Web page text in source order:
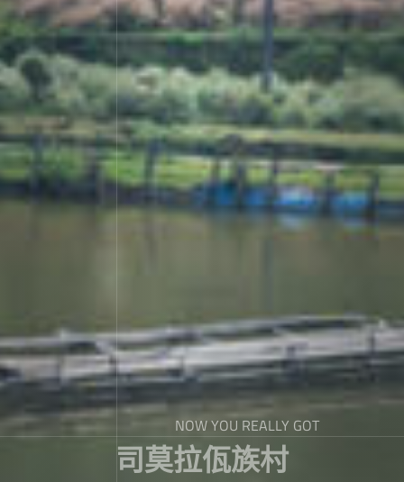
NOW YOU REALLY GOT
司莫拉佤族村